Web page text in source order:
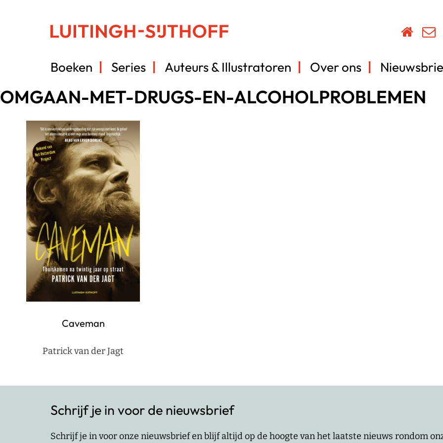
Boeken Series Auteurs & Illustratoren Over ons
OMGAAN-MET-DRUGS-EN-ALCOHOLPROBLEMEN
Caveman
Patrick van der Jagt
Schrijf je in voor de nieuwsbrief
Schrijf je in voor onze nieuwsbrief en blijf altijd op de hoogte van het laatste nieuws rondom